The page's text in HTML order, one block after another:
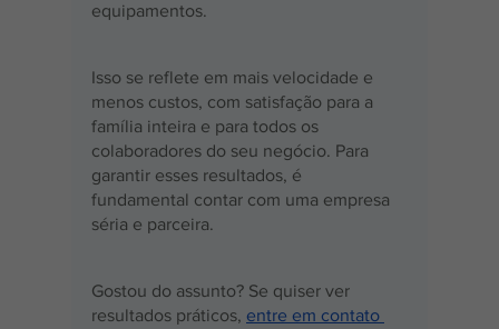
equipamentos.
Isso se reflete em mais velocidade e
menos custos, com satisfação para a
família inteira e para todos os
colaboradores do seu negócio. Para
garantir esses resultados, é
fundamental contar com uma empresa
séria e parceira.
Gostou do assunto? Se quiser ver
resultados práticos, entre em contato